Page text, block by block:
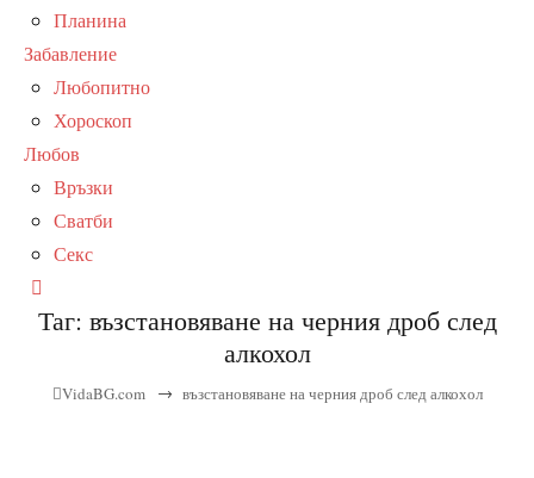
Планина
Забавление
Любопитно
Хороскоп
Любов
Връзки
Сватби
Секс
Таг: възстановяване на черния дроб след
алкохол
VidaBG.com → възстановяване на черния дроб след алкохол